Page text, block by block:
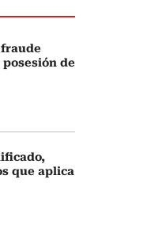
de
que aplica